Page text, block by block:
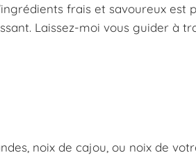
frais et savoureux
Laissez-moi vous guider à
noix de cajou, ou noix de